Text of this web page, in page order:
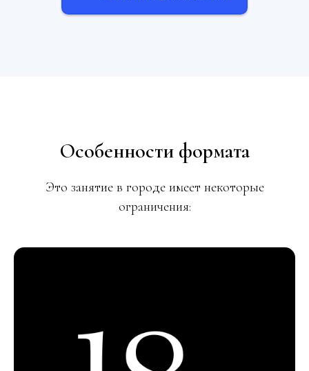
Особенности формата
Это занятие в городе имеет некоторые
ограничения: